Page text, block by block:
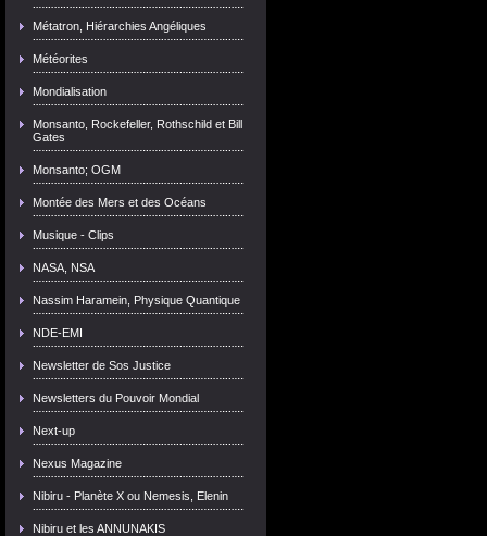
Métatron, Hiérarchies Angéliques
Météorites
Mondialisation
Monsanto, Rockefeller, Rothschild et Bill
Gates
Monsanto; OGM
Montée des Mers et des Océans
Musique - Clips
NASA, NSA
Nassim Haramein, Physique Quantique
NDE-EMI
Newsletter de Sos Justice
Newsletters du Pouvoir Mondial
Next-up
Nexus Magazine
Nibiru - Planète X ou Nemesis, Elenin
Nibiru et les ANNUNAKIS